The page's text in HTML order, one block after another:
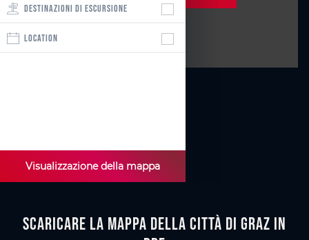
DESTINAZIONI DI ESCURSIONE
LOCATION
Visualizzazione della mappa
Scaricare la mappa della città di Graz in